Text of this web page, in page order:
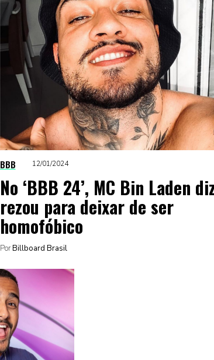
BBB 12/01/2024
No ‘BBB 24’, MC Bin Laden
rezou para deixar de ser
homofóbico
PorBillboard Brasil